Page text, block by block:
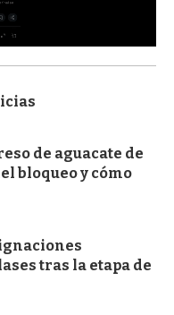
de aguacate de
bloqueo y cómo
tras la etapa de